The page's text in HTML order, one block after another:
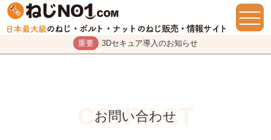
重要 3Dセキュア導入のお知らせ
お問い合わせ